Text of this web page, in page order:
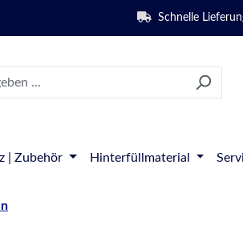
Schnelle
| Zubehör Hinterfüllmaterial